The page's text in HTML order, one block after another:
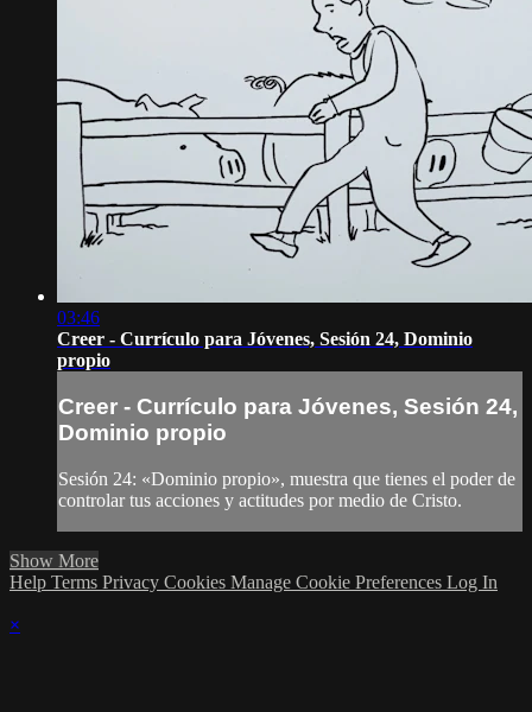
03:46
Creer - Currículo para Jóvenes, Sesión 24, Dominio
propio
Creer - Currículo para Jóvenes, Sesión 24,
Dominio propio
Sesión 24: «Dominio propio», muestra que tienes el poder de
controlar tus acciones y actitudes por medio de Cristo.
Show More
Help Terms Privacy Cookies Manage Cookie Preferences Log In
×